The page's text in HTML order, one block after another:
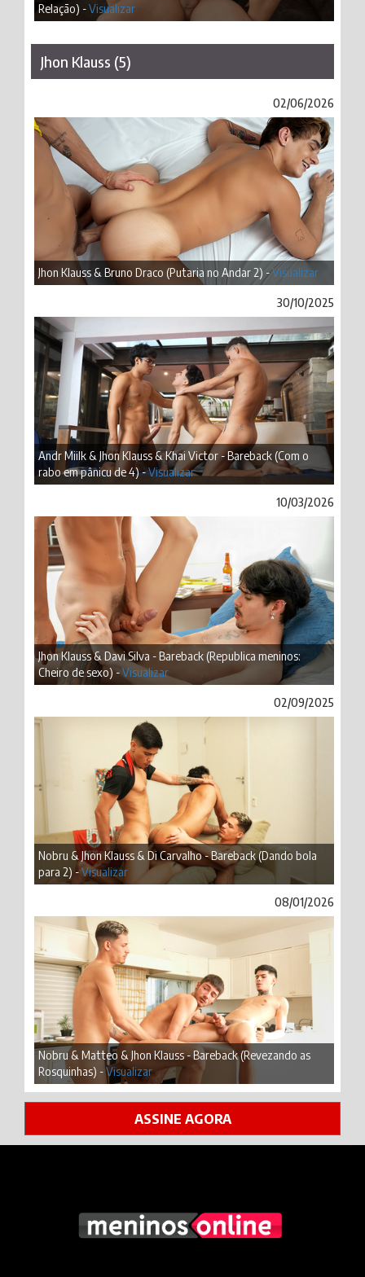
Relação) -Visualizar
Jhon Klauss (5)
02/06/2026
Jhon Klauss & Bruno Draco (Putaria no Andar 2) -Visualizar
30/10/2025
Andr Miilk & Jhon Klauss & Khai Victor - Bareback (Com o
rabo em pânicu de 4) -Visualizar
10/03/2026
Jhon Klauss & Davi Silva - Bareback (Republica meninos:
Cheiro de sexo) -Visualizar
02/09/2025
Nobru & Jhon Klauss & Di Carvalho - Bareback (Dando bola
para 2) -Visualizar
08/01/2026
Nobru & Matteo & Jhon Klauss - Bareback (Revezando as
Rosquinhas) -Visualizar
ASSINE AGORA